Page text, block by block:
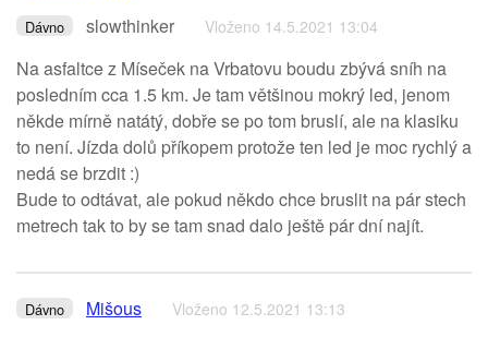
Dávno slowthinker Vloženo 14.5.2021 13:04
Na asfaltce z Míseček na Vrbatovu boudu zbývá sníh na
posledním cca 1.5 km. Je tam většinou mokrý led, jenom
někde mírně natátý, dobře se po tom bruslí, ale na klasiku
to není. Jízda dolů příkopem protože ten led je moc rychlý a
nedá se brzdit :)
Bude to odtávat, ale pokud někdo chce bruslit na pár stech
metrech tak to by se tam snad dalo ještě pár dní najít.
Dávno Mišous Vloženo 12.5.2021 13:13